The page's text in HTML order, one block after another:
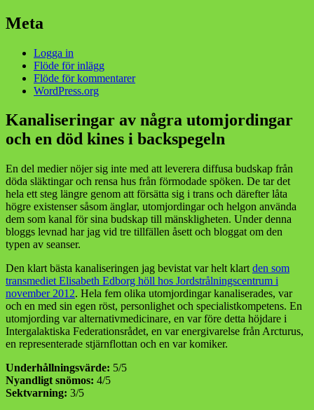
Meta
Logga in
Flöde för inlägg
Flöde för kommentarer
WordPress.org
Kanaliseringar av några utomjordingar
och en död kines i backspegeln
En del medier nöjer sig inte med att leverera diffusa budskap från
döda släktingar och rensa hus från förmodade spöken. De tar det
hela ett steg längre genom att försätta sig i trans och därefter låta
högre existenser såsom änglar, utomjordingar och helgon använda
dem som kanal för sina budskap till mänskligheten. Under denna
bloggs levnad har jag vid tre tillfällen åsett och bloggat om den
typen av seanser.
Den klart bästa kanaliseringen jag bevistat var helt klart den som
transmediet Elisabeth Edborg höll hos Jordstrålningscentrum i
november 2012. Hela fem olika utomjordingar kanaliserades, var
och en med sin egen röst, personlighet och specialistkompetens. En
utomjording var alternativmedicinare, en var före detta höjdare i
Intergalaktiska Federationsrådet, en var energivarelse från Arcturus,
en representerade stjärnflottan och en var komiker.
Underhållningsvärde: 5/5
Nyandligt snömos: 4/5
Sektvarning: 3/5